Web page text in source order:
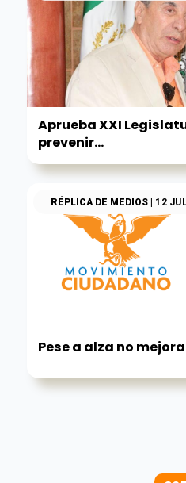
Aprueba XXI
prevenir...
RÉPLICA DE MEDIOS| 12
Pese a alza no